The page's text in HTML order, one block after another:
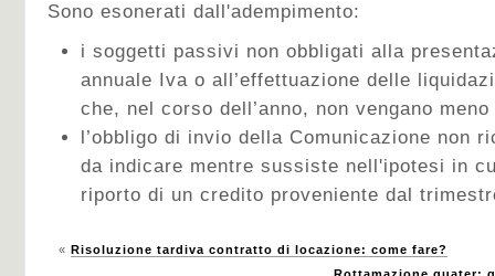
Sono esonerati dall'adempimento:
i soggetti passivi non obbligati alla
annuale Iva o all’effettuazione delle
che, nel corso dell’anno, non vengano
l’obbligo di invio della Comunicazione non
da indicare mentre sussiste nell'ipotesi in
riporto di un credito proveniente dal
« Risoluzione tardiva contratto di locazione: come fare?